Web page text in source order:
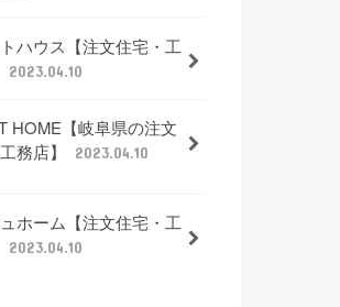
ハウス【注文住宅・工
2023.04.10
HOME【岐阜県の注文
務店】
2023.04.10
ホーム【注文住宅・工
2023.04.10